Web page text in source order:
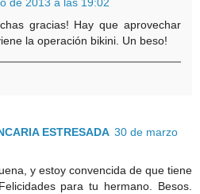
gracias! Hay que aprovechar
la operación bikini. Un beso!
ESTRESADA 30 de marzo
y estoy convencida de que tiene
para tu hermano. Besos.